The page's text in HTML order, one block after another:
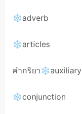
❄adverb
❄articles
คำกริยา❄auxiliary
❄conjunction